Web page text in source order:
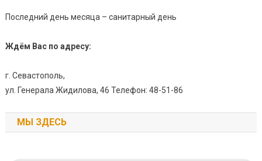
Последний день месяца – санитарный день
Ждём Вас по адресу:
г. Севастополь,
ул. Генерала Жидилова, 46 Телефон: 48-51-86
МЫ ЗДЕСЬ